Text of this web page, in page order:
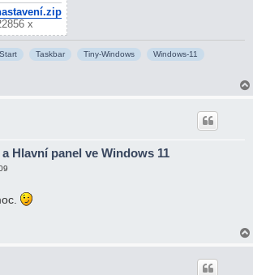
x
Start Taskbar Tiny-Windows
Windows-11
Hlavní panel ve Windows 11